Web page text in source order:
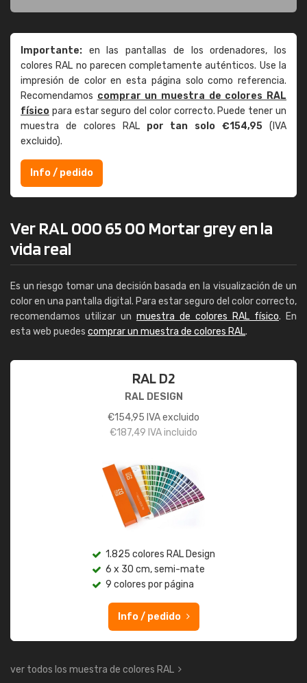
Importante: en las pantallas de los ordenadores, los
colores RAL no parecen completamente auténticos. Use la
impresión de color en esta página solo como referencia.
Recomendamos comprar un muestra de colores RAL
físico para estar seguro del color correcto. Puede tener un
muestra de colores RAL por tan solo €154,95 (IVA
excluido).
Info / pedido
Ver RAL 000 65 00 Mortar grey en la
vida real
Es un riesgo tomar una decisión basada en la visualización de un
color en una pantalla digital. Para estar seguro del color correcto,
recomendamos utilizar un muestra de colores RAL físico. En
esta web puedes comprar un muestra de colores RAL.
RAL D2
RAL DESIGN
€154,95 IVA excluido
€187,49 IVA incluido
1.825 colores RAL Design
6 x 30 cm, semi-mate
9 colores por página
Info / pedido
ver todos los muestra de colores RAL